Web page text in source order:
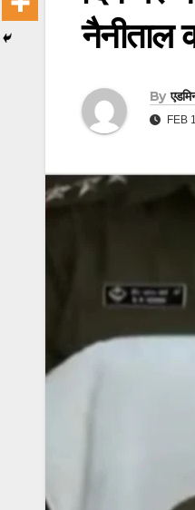
नैनीताल
By
FEB